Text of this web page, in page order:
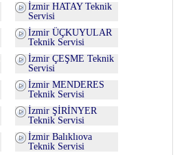
İzmir HATAY Teknik
Servisi
İzmir ÜÇKUYULAR
Teknik Servisi
İzmir ÇEŞME Teknik
Servisi
İzmir MENDERES
Teknik Servisi
İzmir ŞİRİNYER
Teknik Servisi
İzmir Balıklıova
Teknik Servisi